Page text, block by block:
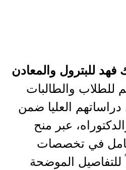
فهد للبترول والمعادن
للطلاب والطالبات
العليا ضمن
عبر منح
في تخصصات
للتفاصيل الموضحة